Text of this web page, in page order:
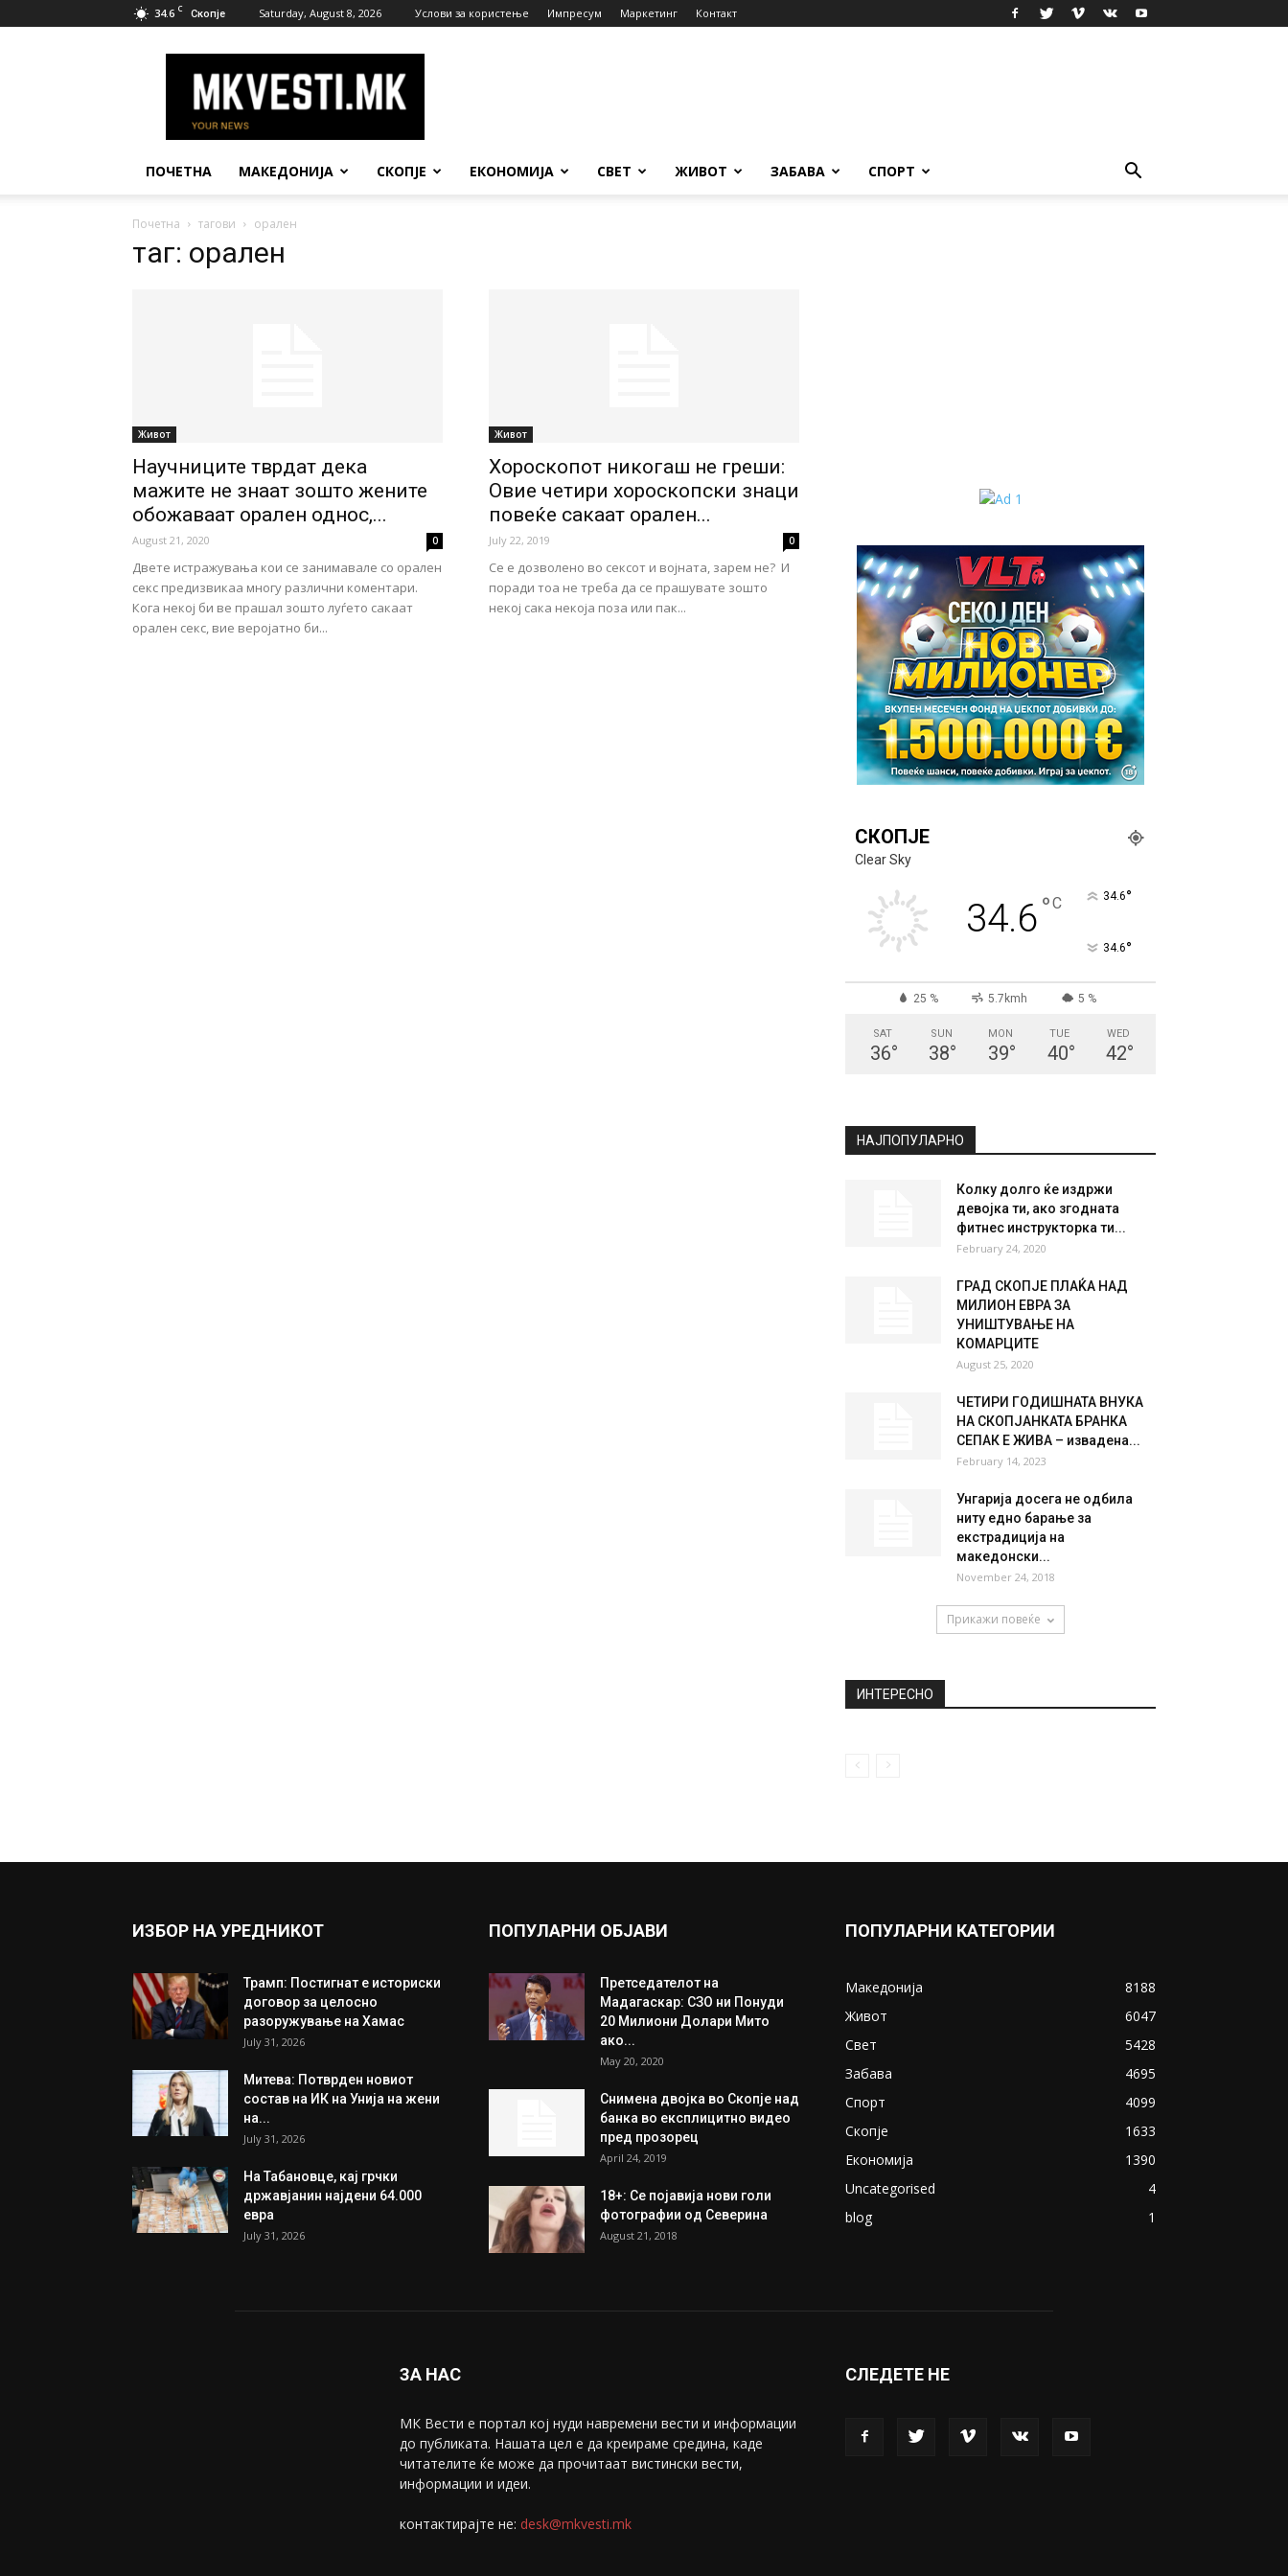
34.6 C Скопје Saturday, August 8, 2026 Услови за користење Импресум Маркетинг Контакт
Вести
ПОЧЕТНА МАКЕДОНИЈА СКОПЈЕ ЕКОНОМИЈА СВЕТ ЖИВОТ ЗАБАВА СПОРТ
Почетна тагови орален
таг: орален
Живот
Научниците тврдат дека
мажите не знаат зошто жените
обожаваат орален однос,...
August 21, 2020 0
Двете истражувања кои се занимавале со орален
секс предизвикаа многу различни коментари.
Кога некој би ве прашал зошто луѓето сакаат
орален секс, вие веројатно би...
Живот
Хороскопот никогаш не греши:
Овие четири хороскопски знаци
повеќе сакаат орален...
July 22, 2019 0
Се е дозволено во сексот и војната, зарем не? И
поради тоа не треба да се прашувате зошто
некој сака некоја поза или пак...
СКОПЈЕ
Clear Sky
34.6°C 34.6°
34.6°
25 % 5.7kmh 5 %
SAT
36°
SUN
38°
MON
39°
TUE
40°
WED
42°
НАЈПОПУЛАРНО
Колку долго ќе издржи
девојка ти, ако згодната
фитнес инструкторка ти...
February 24, 2020
ГРАД СКОПЈЕ ПЛАЌА НАД
МИЛИОН ЕВРА ЗА
УНИШТУВАЊЕ НА
КОМАРЦИТЕ
August 25, 2020
ЧЕТИРИ ГОДИШНАТА ВНУКА
НА СКОПЈАНКАТА БРАНКА
СЕПАК Е ЖИВА – извадена...
February 14, 2023
Унгарија досега не одбила
ниту едно барање за
екстрадиција на
македонски...
November 24, 2018
Прикажи повеќе
ИНТЕРЕСНО
ИЗБОР НА УРЕДНИКОТ
Трамп: Постигнат е историски
договор за целосно
разоружување на Хамас
July 31, 2026
Митева: Потврден новиот
состав на ИК на Унија на жени
на...
July 31, 2026
На Табановце, кај грчки
државјанин најдени 64.000
евра
July 31, 2026
ПОПУЛАРНИ ОБЈАВИ
Претседателот на
Мадагаскар: СЗО ни Понуди
20 Милиони Долари Мито
ако...
May 20, 2020
Снимена двојка во Скопје над
банка во експлицитно видео
пред прозорец
April 24, 2019
18+: Се појавија нови голи
фотографии од Северина
August 21, 2018
ПОПУЛАРНИ КАТЕГОРИИ
Македонија
8188
Живот
6047
Свет
5428
Забава
4695
Спорт
4099
Скопје
1633
Економија
1390
Uncategorised
4
blog
1
ЗА НАС
МК Вести е портал коj нуди навремени вести и информации
до публиката. Нашата цел е да креираме средина, каде
читателите ќе може да прочитаат вистински вести,
информации и идеи.
контактирајте не: desk@mkvesti.mk
СЛЕДЕТЕ НЕ